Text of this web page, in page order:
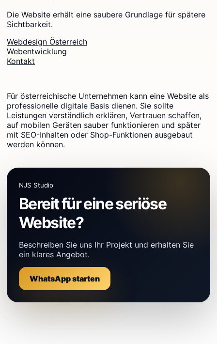
Die Website erhält eine saubere Grundlage für spätere
Sichtbarkeit.
Webdesign Österreich
Webentwicklung
Kontakt
Für österreichische Unternehmen kann eine Website als
professionelle digitale Basis dienen. Sie sollte
Leistungen verständlich erklären, Vertrauen schaffen,
auf mobilen Geräten sauber funktionieren und später
mit SEO-Inhalten oder Shop-Funktionen ausgebaut
werden können.
NJS Studio
Bereit für eine seriöse
Website?
Beschreiben Sie uns Ihr Projekt und erhalten Sie
ein klares Angebot.
WhatsApp starten